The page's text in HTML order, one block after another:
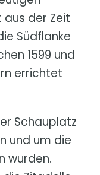
der Zeit
Südflanke
1599 und
errichtet
Schauplatz
und um die
wurden.